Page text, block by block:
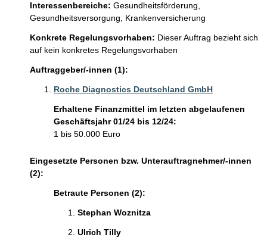
Interessenbereiche: Gesundheitsförderung,
Gesundheitsversorgung, Krankenversicherung
Konkrete Regelungsvorhaben: Dieser Auftrag bezieht sich
auf kein konkretes Regelungsvorhaben
Auftraggeber/-innen (1):
Roche Diagnostics Deutschland GmbH
Erhaltene Finanzmittel im letzten abgelaufenen
Geschäftsjahr 01/24 bis 12/24:
1 bis 50.000 Euro
Eingesetzte Personen bzw. Unterauftragnehmer/-innen
(2):
Betraute Personen (2):
Stephan Woznitza
Ulrich Tilly